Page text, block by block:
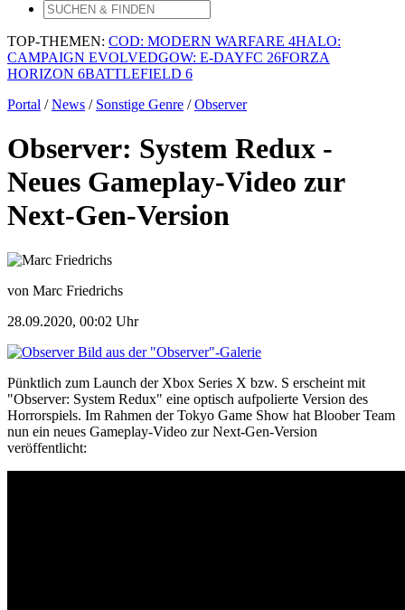
TOP-THEMEN: COD: MODERN WARFARE 4HALO:
CAMPAIGN EVOLVEDGOW: E-DAYFC 26FORZA
HORIZON 6BATTLEFIELD 6
Portal /News / Sonstige Genre /Observer
Observer: System Redux -
Neues Gameplay-Video zur
Next-Gen-Version
von Marc Friedrichs
28.09.2020, 00:02 Uhr
Bild aus der "Observer"-Galerie
Pünktlich zum Launch der Xbox Series X bzw. S erscheint mit
"Observer: System Redux" eine optisch aufpolierte Version des
Horrorspiels. Im Rahmen der Tokyo Game Show hat Bloober Team
nun ein neues Gameplay-Video zur Next-Gen-Version
veröffentlicht: